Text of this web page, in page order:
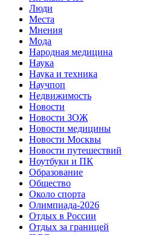
Люди
Места
Мнения
Мода
Народная медицина
Наука
Наука и техника
Научпоп
Недвижимость
Новости
Новости ЗОЖ
Новости медицины
Новости Москвы
Новости путешествий
Ноутбуки и ПК
Образование
Общество
Около спорта
Олимпиада-2026
Отдых в России
Отдых за границей